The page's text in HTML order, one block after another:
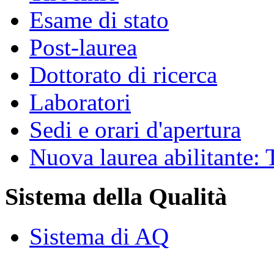
Esame di stato
Post-laurea
Dottorato di ricerca
Laboratori
Sedi e orari d'apertura
Nuova laurea abilitante:
Sistema della Qualità
Sistema di AQ